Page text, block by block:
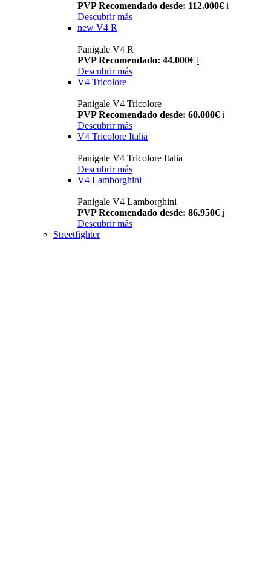
PVP Recomendado desde: 112.000€ i
Descubrir más
new V4 R
Panigale V4 R
PVP Recomendado: 44.000€ i
Descubrir más
V4 Tricolore
Panigale V4 Tricolore
PVP Recomendado desde: 60.000€ i
Descubrir más
V4 Tricolore Italia
Panigale V4 Tricolore Italia
Descubrir más
V4 Lamborghini
Panigale V4 Lamborghini
PVP Recomendado desde: 86.950€ i
Descubrir más
Streetfighter